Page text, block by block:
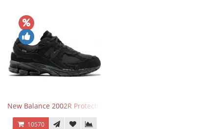
New Balance 2002R Protection Phantom Black
10570